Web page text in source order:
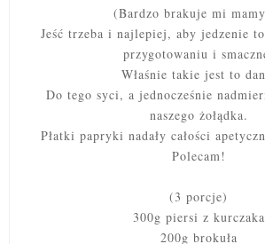
(Bardzo brakuje mi
Jeść trzeba i najlepiej, aby jedzenie
przygotowaniu i
Właśnie takie jest to
Do tego syci, a jednocześnie
naszego żołądka.
Płatki papryki nadały całości
Polecam!
(3 porcje)
300g piersi z kurczaka
200g brokuła